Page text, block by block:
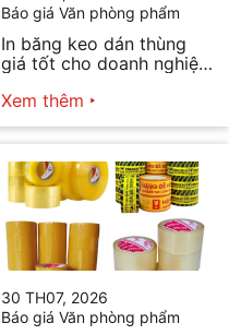
Báo giá Văn phòng phẩm
In băng keo dán thùng
giá tốt cho doanh nghiệp
Xem thêm
30 TH07, 2026
Báo giá Văn phòng phẩm